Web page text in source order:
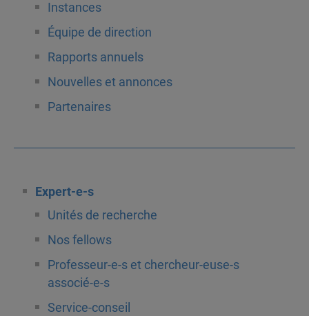
Instances
Équipe de direction
Rapports annuels
Nouvelles et annonces
Partenaires
Expert-e-s
Unités de recherche
Nos fellows
Professeur-e-s et chercheur-euse-s
associé-e-s
Service-conseil